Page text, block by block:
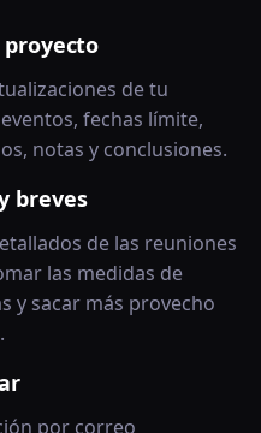
de tu
fechas límite,
notas y conclusiones.
breves
de las reuniones
las medidas de
y sacar más provecho
por correo